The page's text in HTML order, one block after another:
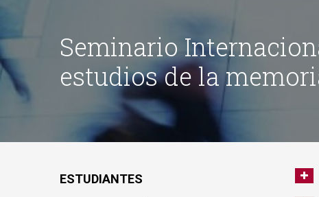
Seminario
estudios de la
ESTUDIANTES